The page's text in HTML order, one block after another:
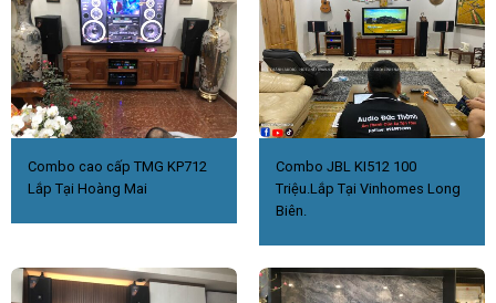
Combo cao cấp TMG KP712
Lắp Tại Hoàng Mai
Combo JBL KI512 100
Triệu.Lắp Tại Vinhomes Long
Biên.